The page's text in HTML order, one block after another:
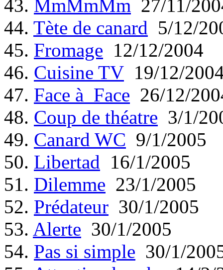
43. MmMmMm 27/11/
44. Tète de canard 5/12/
45. Fromage 12/12/2004
46. Cuisine TV 19/12/
47. Face à Face 26/12/
48. Coup de théatre 3/1/
49. Canard WC 9/1/2005
50. Libertad 16/1/2005
51. Dilemme 23/1/2005
52. Prédateur 30/1/2005
53. Alerte 30/1/2005
54. Pas si simple 30/1/